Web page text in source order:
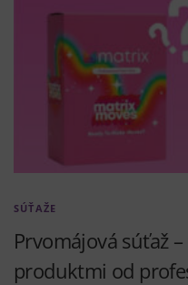
SÚŤAŽE
Prvomájová súťaž
produktmi od